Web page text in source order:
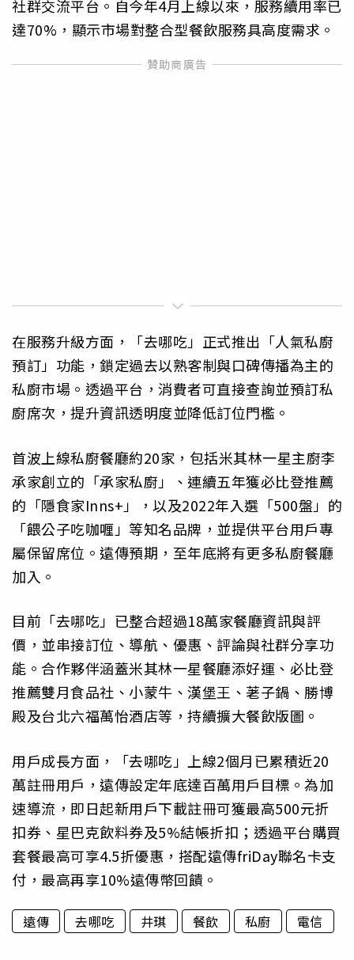
社群交流平台。自今年4月上線以來，服務續用率已
達70%，顯示市場對整合型餐飲服務具高度需求。
在服務升級方面，「去哪吃」正式推出「人氣私廚
預訂」功能，鎖定過去以熟客制與口碑傳播為主的
私廚市場。透過平台，消費者可直接查詢並預訂私
廚席次，提升資訊透明度並降低訂位門檻。
首波上線私廚餐廳約20家，包括米其林一星主廚李
承家創立的「承家私廚」、連續五年獲必比登推薦
的「隱食家Inns+」，以及2022年入選「500盤」的
「餵公子吃咖喱」等知名品牌，並提供平台用戶專
屬保留席位。遠傳預期，至年底將有更多私廚餐廳
加入。
目前「去哪吃」已整合超過18萬家餐廳資訊與評
價，並串接訂位、導航、優惠、評論與社群分享功
能。合作夥伴涵蓋米其林一星餐廳添好運、必比登
推薦雙月食品社、小蒙牛、漢堡王、荖子鍋、勝博
殿及台北六福萬怡酒店等，持續擴大餐飲版圖。
用戶成長方面，「去哪吃」上線2個月已累積近20
萬註冊用戶，遠傳設定年底達百萬用戶目標。為加
速導流，即日起新用戶下載註冊可獲最高500元折
扣券、星巴克飲料券及5%結帳折扣；透過平台購買
套餐最高可享4.5折優惠，搭配遠傳friDay聯名卡支
付，最高再享10%遠傳幣回饋。
遠傳 去哪吃 井琪 餐飲 私廚 電信